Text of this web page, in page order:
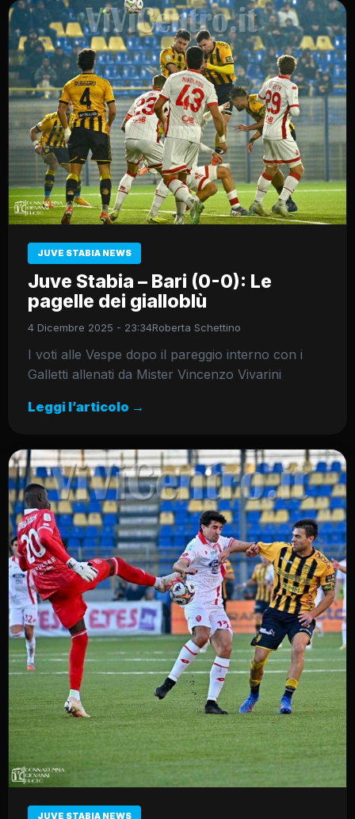
JUVE STABIA NEWS
Juve Stabia – Bari (0-0): Le
pagelle dei gialloblù
4 Dicembre 2025 - 23:34Roberta Schettino
I voti alle Vespe dopo il pareggio interno con i
Galletti allenati da Mister Vincenzo Vivarini
Leggi l’articolo →
JUVE STABIA NEWS